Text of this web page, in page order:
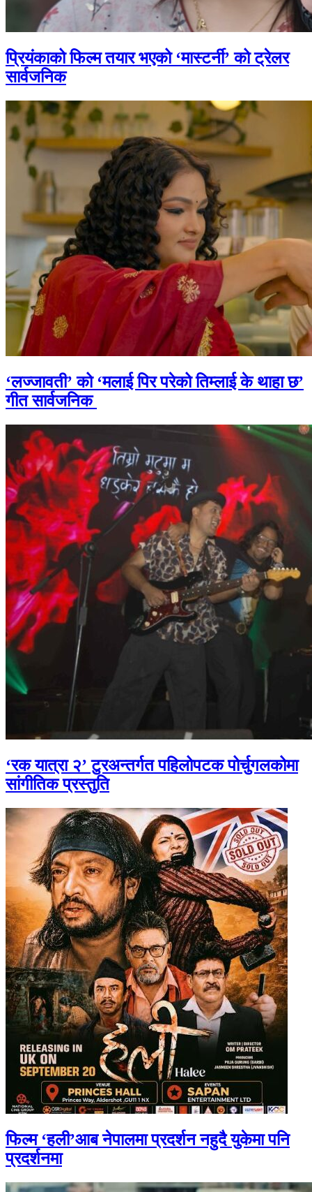
प्रियंकाको फिल्म तयार भएको ‘मास्टर्नी’ को ट्रेलर
सार्वजनिक
‘लज्जावती’ को ‘मलाई पिर परेको तिम्लाई के थाहा छ’
गीत सार्वजनिक
‘रक यात्रा २’ टुरअन्तर्गत पहिलोपटक पोर्चुगलकोमा
सांगीतिक प्रस्तुति
फिल्म ‘हली’आब नेपालमा प्रदर्शन नहुदै युकेमा पनि
प्रदर्शनमा